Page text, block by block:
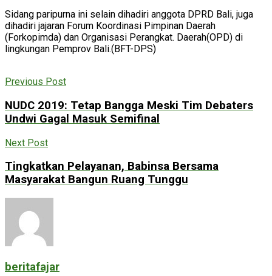
Sidang paripurna ini selain dihadiri anggota DPRD Bali, juga
dihadiri jajaran Forum Koordinasi Pimpinan Daerah
(Forkopimda) dan Organisasi Perangkat. Daerah(OPD) di
lingkungan Pemprov Bali.(BFT-DPS)
Previous Post
NUDC 2019: Tetap Bangga Meski Tim Debaters
Undwi Gagal Masuk Semifinal
Next Post
Tingkatkan Pelayanan, Babinsa Bersama
Masyarakat Bangun Ruang Tunggu
beritafajar